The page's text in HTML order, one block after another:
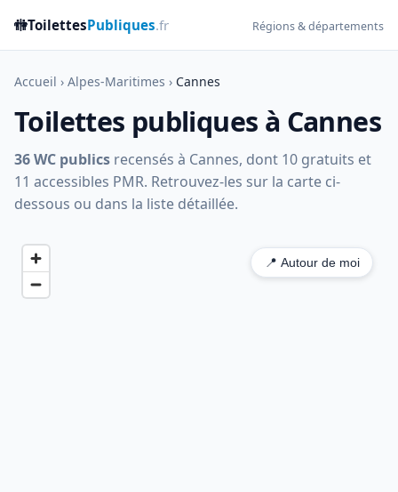
🚻ToilettesPubliques.fr Régions & départements
Accueil › Alpes-Maritimes › Cannes
Toilettes publiques à Cannes
36 WC publics recensés à Cannes, dont 10 gratuits et
11 accessibles PMR. Retrouvez-les sur la carte ci-
dessous ou dans la liste détaillée.
📍 Autour de moi